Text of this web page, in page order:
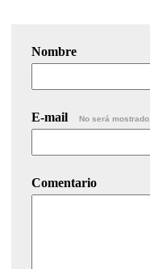
Nombre
E-mail No será mostrado.
Comentario